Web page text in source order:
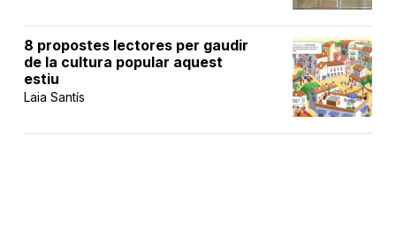
8 propostes lectores per gaudir
de la cultura popular aquest
estiu
Laia Santís